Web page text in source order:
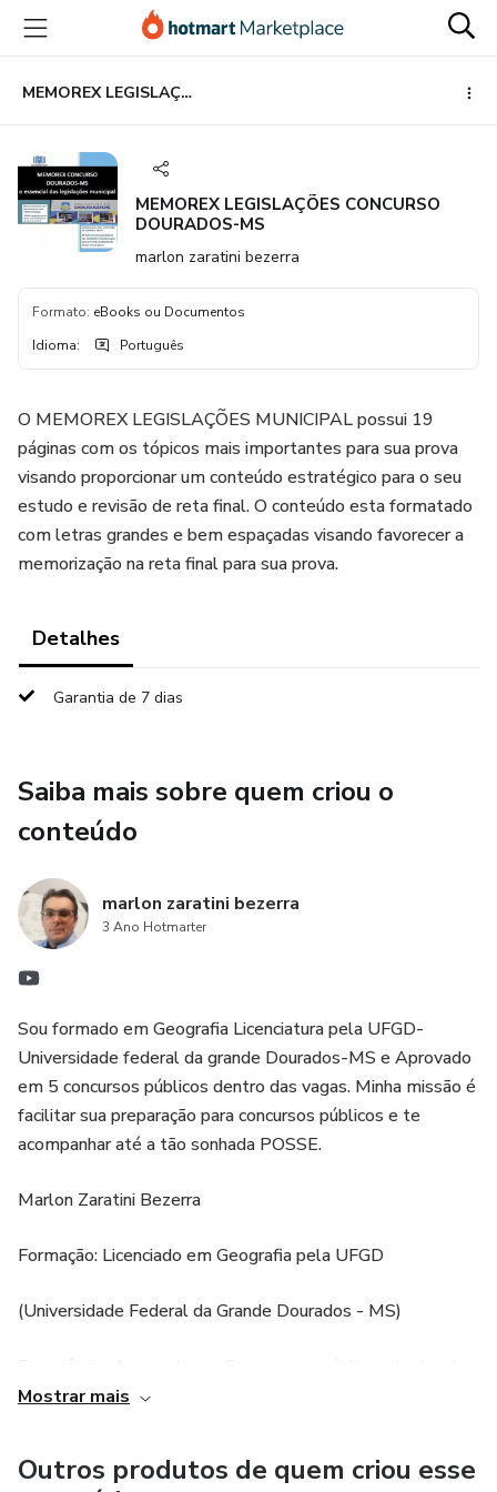
para
conteúdo
principal
para
pagamento
para
rodapé
MEMOREX LEGISLAÇÕES CONCURSO DOURADOS-MS
MEMOREX LEGISLAÇÕES CONCURSO
DOURADOS-MS
marlon zaratini bezerra
Formato: eBooks ou Documentos
Idioma: Português
O MEMOREX LEGISLAÇÕES MUNICIPAL possui 19
páginas com os tópicos mais importantes para sua prova
visando proporcionar um conteúdo estratégico para o seu
estudo e revisão de reta final. O conteúdo esta formatado
com letras grandes e bem espaçadas visando favorecer a
memorização na reta final para sua prova.
Detalhes
Garantia de 7 dias
Saiba mais sobre quem criou o
conteúdo
marlon zaratini bezerra
3 Ano Hotmarter
Sou formado em Geografia Licenciatura pela UFGD-
Universidade federal da grande Dourados-MS e Aprovado
em 5 concursos públicos dentro das vagas. Minha missão é
facilitar sua preparação para concursos públicos e te
acompanhar até a tão sonhada POSSE.
Marlon Zaratini Bezerra
Formação: Licenciado em Geografia pela UFGD
(Universidade Federal da Grande Dourados - MS)
vagas
Mostrar mais
Outros produtos de quem criou esse